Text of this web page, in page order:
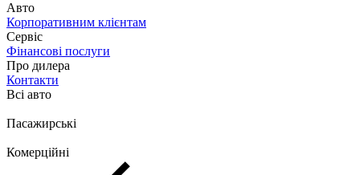
Авто
Корпоративним клієнтам
Сервіс
Фінансові послуги
Про дилера
Контакти
Всі авто
Пасажирські
Комерційні